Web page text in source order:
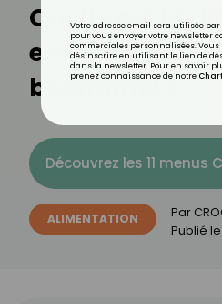
Quelle est la
entre un roux
béchamel ?
Découvrez les 11 menus
ALIMENTATION Par
Publié le
Votre adresse email sera utilisée
pour vous envoyer votre newsletter
commerciales personnalisées. Vous
désinscrire en utilisant le lien de
dans la newsletter. Pour en savoir
prenez connaissance de notre